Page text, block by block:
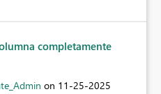
completamente
on ‎11-25-2025